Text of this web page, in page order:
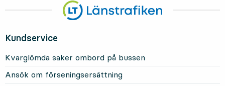
Kundservice
Kvarglömda saker ombord på bussen
Ansök om förseningsersättning